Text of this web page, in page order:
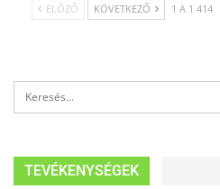
ELŐZŐ KÖVETKEZŐ 1 A 1 414
TEVÉKENYSÉGEK